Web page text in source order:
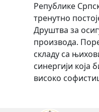
Републике
тренутно
Друштва за
производа.
складу са
синергији
високо